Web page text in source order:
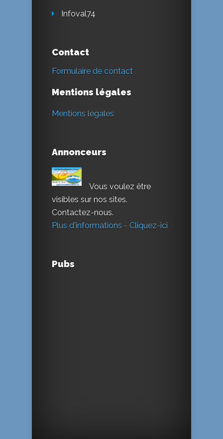
Infoval74
Contact
Formulaire de contact
Mentions légales
Mentions légales
Annonceurs
Vous voulez être
visibles sur nos sites.
Contactez-nous.
Plus d'informations - Cliquez-ici
Pubs